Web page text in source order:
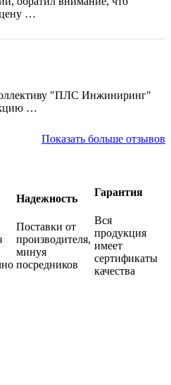
цену …
"ПЛС Инжиниринг"
…
Показать больше отзывов
Надежность
Поставки от
производителя,
минуя
посредников
Гарантия
Вся
продукция
имеет
сертификаты
качества